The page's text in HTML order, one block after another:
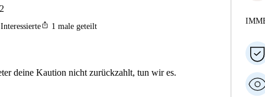
Interessierteios_share 1 male geteilt
deine Kaution nicht zurückzahlt, tun wir es.